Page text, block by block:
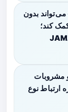
بدون
کند؛
مشروبات
ارتباط نوع